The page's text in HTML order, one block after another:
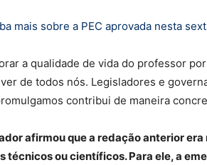
mais sobre a PEC aprovada nesta
a qualidade de vida do professor
de todos nós. Legisladores e
contribui de maneira
afirmou que a redação anterior
técnicos ou científicos. Para ele, a